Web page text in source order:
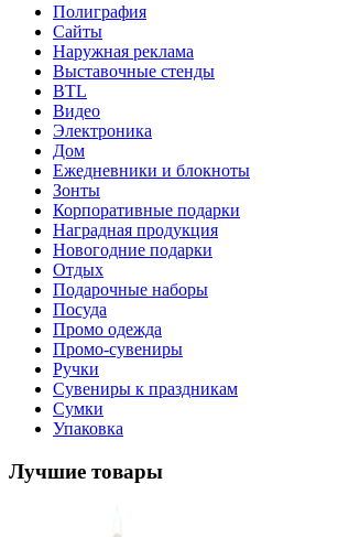
Полиграфия
Сайты
Наружная реклама
Выставочные стенды
BTL
Видео
Электроника
Дом
Ежедневники и блокноты
Зонты
Корпоративные подарки
Наградная продукция
Новогодние подарки
Отдых
Подарочные наборы
Посуда
Промо одежда
Промо-сувениры
Ручки
Сувениры к праздникам
Сумки
Упаковка
Лучшие товары